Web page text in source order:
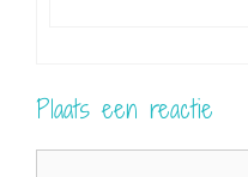
Plaats een reactie